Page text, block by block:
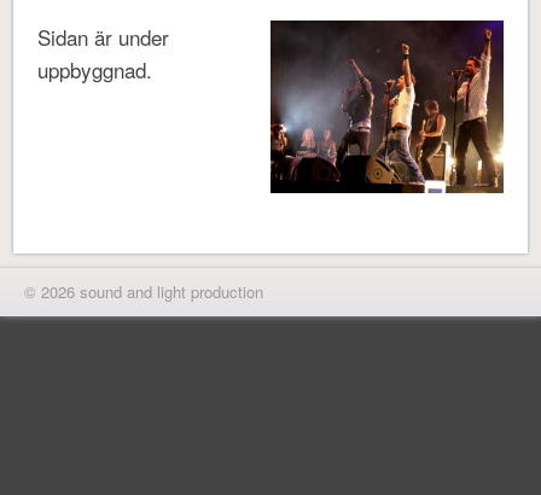
Sidan är under
uppbyggnad.
© 2026 sound and light production